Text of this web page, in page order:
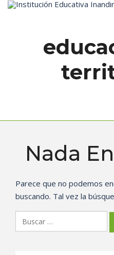
Inicio
Nada
Parece que no podemos
buscando. Tal vez la
Buscar: